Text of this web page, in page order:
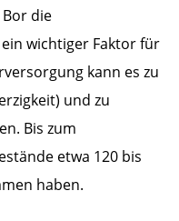
die
wichtiger Faktor für
kann es zu
und zu
Bis zum
etwa 120 bis
haben.